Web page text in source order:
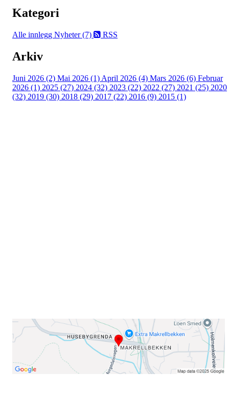
Kategori
Alle innlegg Nyheter (7) RSS
Arkiv
Juni 2026 (2) Mai 2026 (1) April 2026 (4) Mars 2026 (6) Februar
2026 (1) 2025 (27) 2024 (32) 2023 (22) 2022 (27) 2021 (25) 2020
(32) 2019 (30) 2018 (29) 2017 (22) 2016 (9) 2015 (1)